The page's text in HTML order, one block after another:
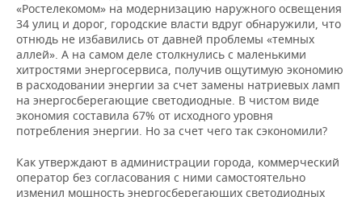
«Ростелекомом» на модернизацию наружного освещения
34 улиц и дорог, городские власти вдруг обнаружили, что
отнюдь не избавились от давней проблемы «темных
аллей». А на самом деле столкнулись с маленькими
хитростями энергосервиса, получив ощутимую экономию
в расходовании энергии за счет замены натриевых ламп
на энергосберегающие светодиодные. В чистом виде
экономия составила 67% от исходного уровня
потребления энергии. Но за счет чего так сэкономили?
Как утверждают в администрации города, коммерческий
оператор без согласования с ними самостоятельно
изменил мощность энергосберегающих светодиодных